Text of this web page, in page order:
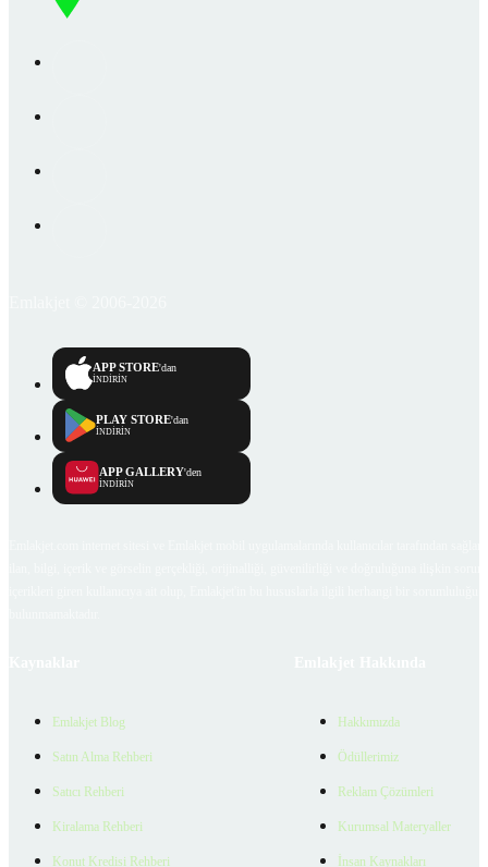
APP STORE'dan
İNDİRİN
PLAY STORE'dan
İNDİRİN
APP GALLERY'den
İNDİRİN
Emlakjet Blog
Satın Alma Rehberi
Satıcı Rehberi
Kiralama Rehberi
Konut Kredisi Rehberi
Hakkımızda
Ödüllerimiz
Reklam Çözümleri
Kurumsal Materyaller
İnsan Kaynakları